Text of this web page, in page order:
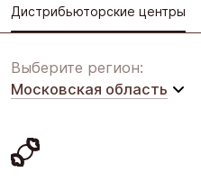
Дистрибьюторские центры
Выберите регион:
Московская область
Восточная Сибирь